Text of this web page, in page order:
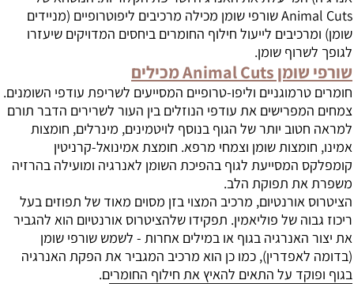
Animal Cuts שורפי שומן מכילה מרכיבים ליפוטרופיים (מניידים
שומן) ומרכיבים לייעול חילוף החומרים ביחסים המדויקים שיעזרו
לגופך לשרוף שומן.
שורפי שומן Animal Cuts מכילים
חומרים טרמוגניים וליפו-טרופיים המסייעים לשריפת עודפי השומנים.
צמחים המפרישים את עודפי הנוזלים בין העור לשרירים הדבר תורם
למראה חטוב יותר של הגוף בנוסף לויטמינים, מינרלים, חומצות
אמינו, חומצות שומן וצמחי מרפא. חומצת אמינואל-קרניטין
קומפלקס המסייעת לגוף בהפיכת השומן לאנרגיה ומועילה בהרזיה
משפרת את תפוקת הלב.
הציטרוס אורנטיום, מרכיב המצוי בזן מסוים מאוד של תפוזים בעל
ריכוז גבוה של פוליאמין. תפקידו שלהציטרוס אורנטיום הוא להגביר
את יצור האנרגיה בגוף או במילים אחרות - לשמש שורפי שומן
(בדומה לאפדרין), כמו כן הוא מרכיב המגביר את הפקת האנרגיה
בגוף ופוקד על התאים להאיץ את חילוף החומרים.